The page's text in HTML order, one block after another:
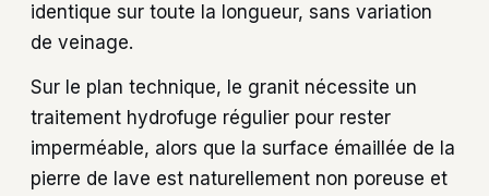
identique sur toute la longueur, sans variation
de veinage.
Sur le plan technique, le granit nécessite un
traitement hydrofuge régulier pour rester
imperméable, alors que la surface émaillée de la
pierre de lave est naturellement non poreuse et